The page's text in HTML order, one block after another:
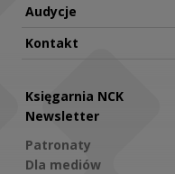
Audycje
Kontakt
Księgarnia NCK
Newsletter
Patronaty
Dla mediów